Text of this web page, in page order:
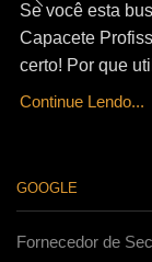
Se você esta
Capacete
certo! Por que
Continue Lendo...
GOOGLE
Fornecedor de